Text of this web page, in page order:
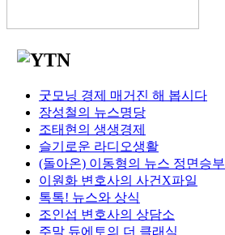
굿모닝 경제 매거진 해 봅시다
장성철의 뉴스명당
조태현의 생생경제
슬기로운 라디오생활
(돌아온) 이동형의 뉴스 정면승부
이원화 변호사의 사건X파일
톡톡! 뉴스와 상식
조인섭 변호사의 상담소
주말 듀에토의 더 클래식